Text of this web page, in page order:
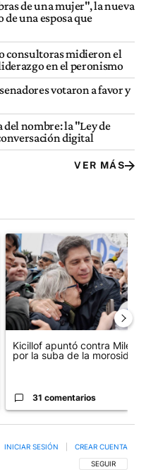
de una mujer", la nueva
una esposa que
consultoras midieron el
en el peronismo
votaron a favor y
nombre: la "Ley de
digital
VER MÁS
más comentarios en los
"Luis Caputo aclaró sus
Un artículo de tendencia con
Kicillof apuntó contra Milei
por la suba de la morosida...
31 comentarios
SIGA ESTA
SEGUIR
INICIAR SESIÓN CREAR CUENTA